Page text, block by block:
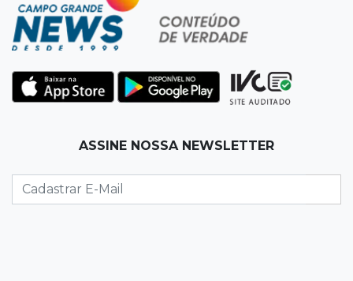
Carro atravessa avenida, destrói garagem e é
abandonado após acidente
09:343ª morte em 24 horas
Pedestre morre atropelado durante a
Atletas de MS intensificam preparação para
disputa do Brasileiro de Kung Fu
ASSINE NOSSA NEWSLETTER